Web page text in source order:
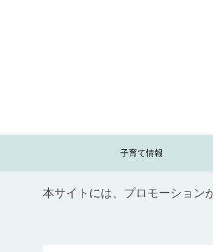
子育て情報
本サイトには、プロモーション